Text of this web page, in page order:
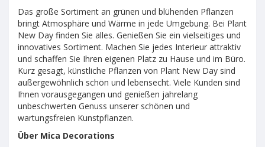
Das große Sortiment an grünen und blühenden Pflanzen
bringt Atmosphäre und Wärme in jede Umgebung. Bei Plant
New Day finden Sie alles. Genießen Sie ein vielseitiges und
innovatives Sortiment. Machen Sie jedes Interieur attraktiv
und schaffen Sie Ihren eigenen Platz zu Hause und im Büro.
Kurz gesagt, künstliche Pflanzen von Plant New Day sind
außergewöhnlich schön und lebensecht. Viele Kunden sind
Ihnen vorausgegangen und genießen jahrelang
unbeschwerten Genuss unserer schönen und
wartungsfreien Kunstpflanzen.
Über Mica Decorations